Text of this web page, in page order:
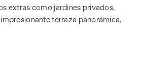
extras como jardines privados,
terraza panorámica,